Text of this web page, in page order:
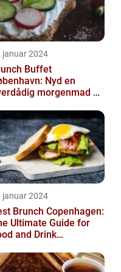
januar 2024
Buffet
Nyd en
morgenmad og
januar 2024
Brunch Copenhagen:
Ultimate Guide for
and Drink